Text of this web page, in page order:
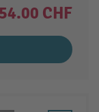
54.00 CHF